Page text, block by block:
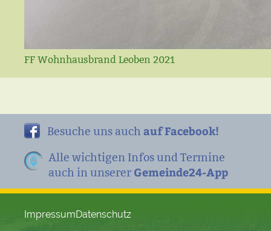
FF Wohnhausbrand Leoben 2021
Besuche uns auch auf Facebook!
Alle wichtigen Infos und Termine
auch in unserer Gemeinde24-App
ImpressumDatenschutz